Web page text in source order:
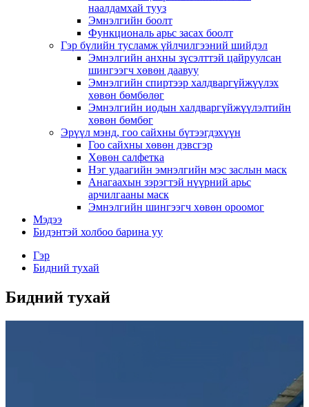
наалдамхай тууз
Эмнэлгийн боолт
Функциональ арьс засах боолт
Гэр бүлийн тусламж үйлчилгээний шийдэл
Эмнэлгийн анхны зүсэлттэй цайруулсан
шингээгч хөвөн даавуу
Эмнэлгийн спиртээр халдваргүйжүүлэх
хөвөн бөмбөлөг
Эмнэлгийн иодын халдваргүйжүүлэлтийн
хөвөн бөмбөг
Эрүүл мэнд, гоо сайхны бүтээгдэхүүн
Гоо сайхны хөвөн дэвсгэр
Хөвөн салфетка
Нэг удаагийн эмнэлгийн мэс заслын маск
Анагаахын зэрэгтэй нүүрний арьс
арчилгааны маск
Эмнэлгийн шингээгч хөвөн ороомог
Мэдээ
Бидэнтэй холбоо барина уу
Гэр
Бидний тухай
Бидний тухай